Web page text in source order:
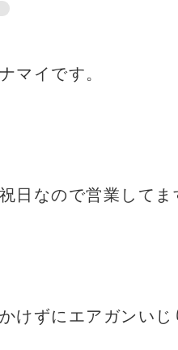
マイです。
日なので営業してま
けずにエアガンいじ